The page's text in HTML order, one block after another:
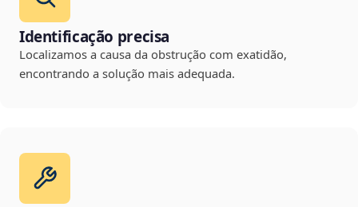
Identificação precisa
Localizamos a causa da obstrução com exatidão,
encontrando a solução mais adequada.